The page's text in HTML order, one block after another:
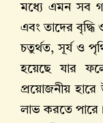
মধ্যে এমন সব
এবং তাদের বৃদ্ধি
চতুর্থত, সূর্য ও
হয়েছে যার
প্রয়োজনীয়
লাভ করতে পারে।